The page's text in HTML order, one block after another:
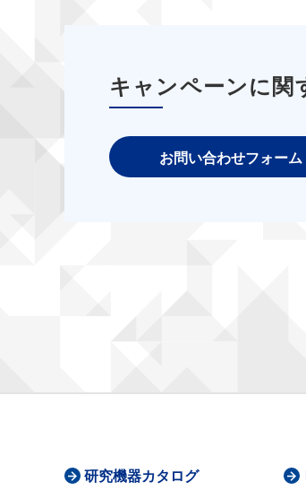
キャンペーンに関
お問い合わせフォーム
研究機器カタログ